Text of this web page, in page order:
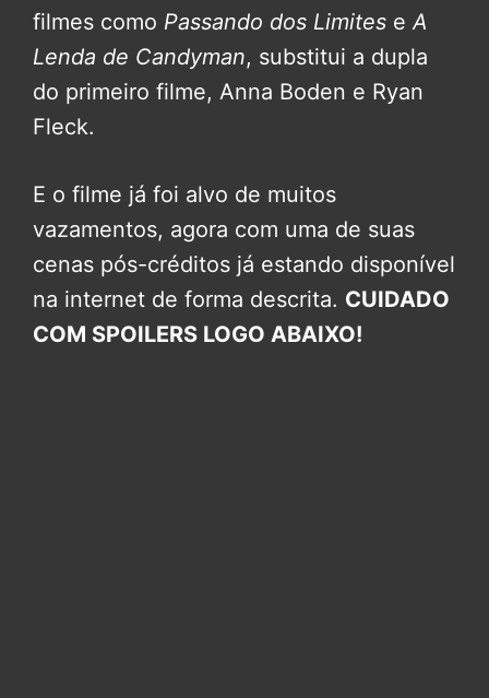
filmes como Passando dos Limites eA
Lenda de Candyman, substitui a dupla
do primeiro filme, Anna Boden e Ryan
Fleck.
E o filme já foi alvo de muitos
vazamentos, agora com uma de suas
cenas pós-créditos já estando disponível
na internet de forma descrita. CUIDADO
COM SPOILERS LOGO ABAIXO!